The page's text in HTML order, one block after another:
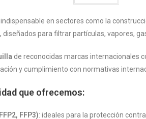
en sectores como la
, diseñados para filtrar partículas, vapores,
de reconocidas marcas internacionales
y cumplimiento con normativas
que ofrecemos:
FFP3): ideales para la protección